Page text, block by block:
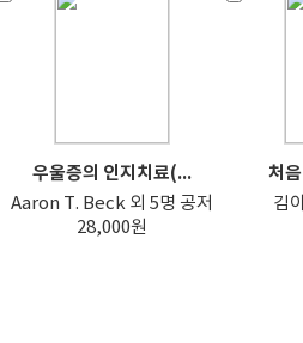
우울증의 인지치료(...
Aaron T. Beck 외 5명 공저
28,000원
처
김